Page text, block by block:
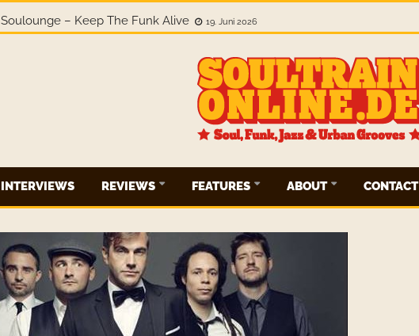
Soulounge – Keep The Funk Alive 19. Juni 2026
INTERVIEWS REVIEWS FEATURES ABOUT CONTACT